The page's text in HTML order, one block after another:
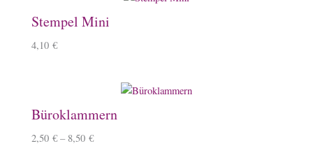
Stempel Mini
4,10 €
Büroklammern
2,50 € – 8,50 €